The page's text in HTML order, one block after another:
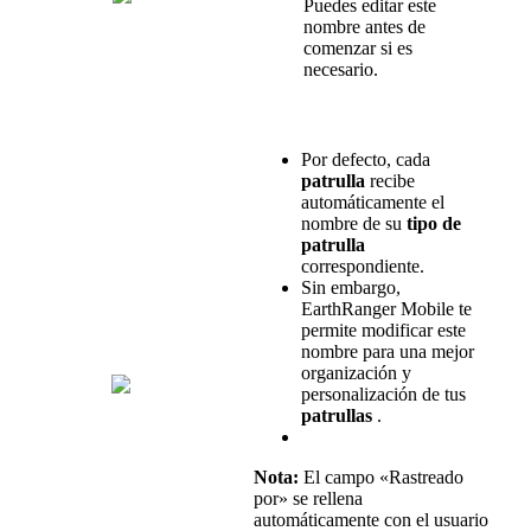
Puedes editar este
nombre antes de
comenzar si es
necesario.
Por defecto, cada
patrulla recibe
automáticamente el
nombre de su tipo de
patrulla
correspondiente.
Sin embargo,
EarthRanger Mobile te
permite modificar este
nombre para una mejor
organización y
personalización de tus
patrullas .
Nota: El campo «Rastreado
por» se rellena
automáticamente con el usuario